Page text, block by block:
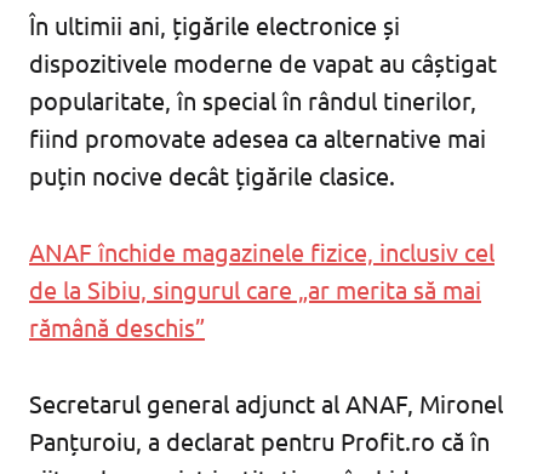
În ultimii ani, țigările electronice și
dispozitivele moderne de vapat au câștigat
popularitate, în special în rândul tinerilor,
fiind promovate adesea ca alternative mai
puțin nocive decât țigările clasice.
ANAF închide magazinele fizice, inclusiv cel
de la Sibiu, singurul care „ar merita să mai
rămână deschis”
Secretarul general adjunct al ANAF, Mironel
Panțuroiu, a declarat pentru Profit.ro că în